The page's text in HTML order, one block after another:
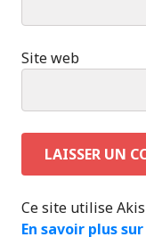
Site web
Ce site utilise
En savoir plus